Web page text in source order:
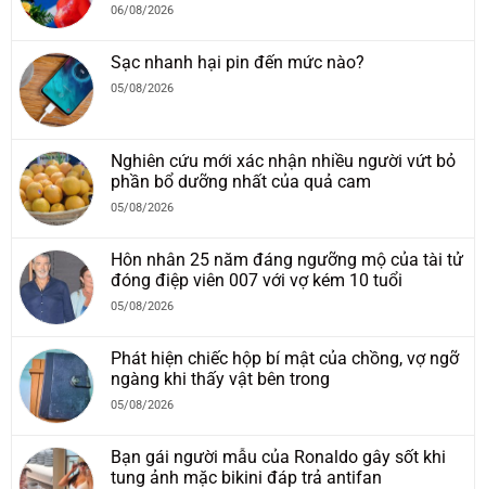
06/08/2026
Sạc nhanh hại pin đến mức nào?
05/08/2026
Nghiên cứu mới xác nhận nhiều người vứt bỏ
phần bổ dưỡng nhất của quả cam
05/08/2026
Hôn nhân 25 năm đáng ngưỡng mộ của tài tử
đóng điệp viên 007 với vợ kém 10 tuổi
05/08/2026
Phát hiện chiếc hộp bí mật của chồng, vợ ngỡ
ngàng khi thấy vật bên trong
05/08/2026
Bạn gái người mẫu của Ronaldo gây sốt khi
tung ảnh mặc bikini đáp trả antifan